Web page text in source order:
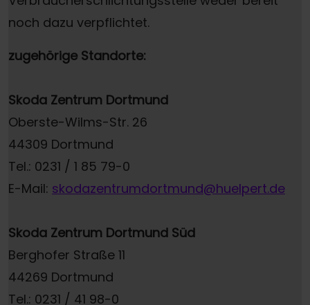
noch dazu verpflichtet.
zugehörige Standorte:
Skoda Zentrum Dortmund
Oberste-Wilms-Str. 26
44309 Dortmund
Tel.: 0231 / 1 85 79-0
E-Mail: skodazentrumdortmund@huelpert.de
Skoda Zentrum Dortmund Süd
Berghofer Straße 11
44269 Dortmund
Tel.: 0231 / 41 98-0